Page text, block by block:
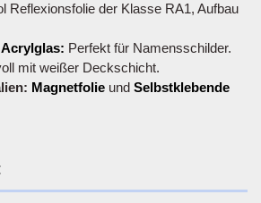
Reflexionsfolie der Klasse RA1, Aufbau
Perfekt für Namensschilder.
mit weißer Deckschicht.
Magnetfolie und Selbstklebende